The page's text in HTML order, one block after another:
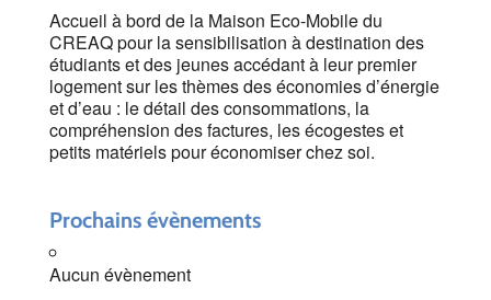
Accueil à bord de la Maison Eco-Mobile du
CREAQ pour la sensibilisation à destination des
étudiants et des jeunes accédant à leur premier
logement sur les thèmes des économies d’énergie
et d’eau : le détail des consommations, la
compréhension des factures, les écogestes et
petits matériels pour économiser chez soi.
Prochains évènements
Aucun évènement